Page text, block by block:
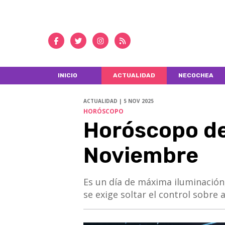
INICIO ACTUALIDAD NECOCHEA
ACTUALIDAD | 5 NOV 2025
HORÓSCOPO
Horóscopo
Noviembre
Es un día de máxima
se exige soltar el control sobre